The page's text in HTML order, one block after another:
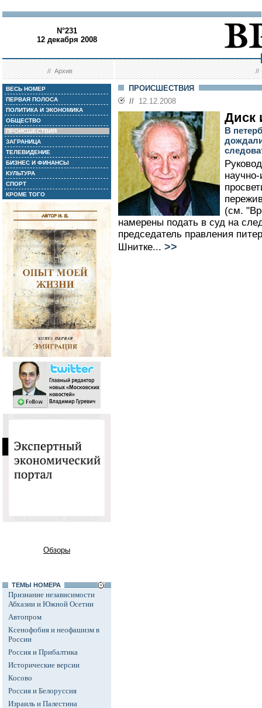
N°231
12 декабря 2008
//Архив //
ВЕСЬ НОМЕР
ПЕРВАЯ ПОЛОСА
ПОЛИТИКА И ЭКОНОМИКА
ОБЩЕСТВО
ПРОИСШЕСТВИЯ
ЗАГРАНИЦА
ТЕЛЕВИДЕНИЕ
БИЗНЕС И ФИНАНСЫ
КУЛЬТУРА
СПОРТ
КРОМЕ ТОГО
Обзоры
ТЕМЫ НОМЕРА
Признание независимости
Абхазии и Южной Осетии
Автопром
Ксенофобия и неофашизм в
России
Россия и Прибалтика
Исторические версии
Косово
Россия и Белоруссия
Израиль и Палестина
ПРОИСШЕСТВИЯ
// 12.12.2008
Диск
В
(см.
намерены подать в суд на
председатель правления
Шнитке... >>